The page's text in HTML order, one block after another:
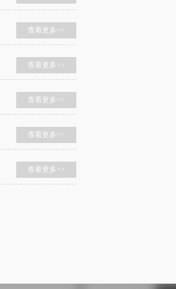
查看更多>>
查看更多>>
查看更多>>
查看更多>>
查看更多>>